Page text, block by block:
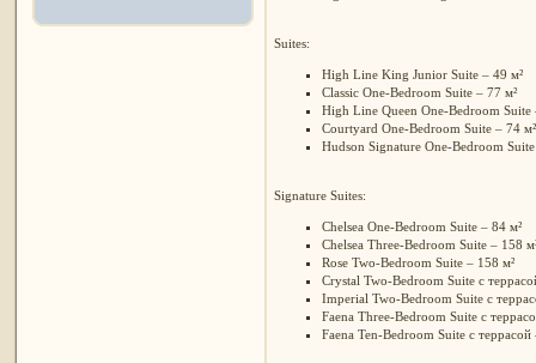
Suites:
High Line King Junior Suite – 49 м²
Classic One-Bedroom Suite – 77 м²
High Line Queen One-Bedroom Suite
Courtyard One-Bedroom Suite – 74 м²
Hudson Signature One-Bedroom
Signature Suites:
Chelsea One-Bedroom Suite – 84 м²
Chelsea Three-Bedroom Suite – 158
Rose Two-Bedroom Suite – 158 м²
Crystal Two-Bedroom Suite с
Imperial Two-Bedroom Suite с
Faena Three-Bedroom Suite с
Faena Ten-Bedroom Suite с террасой